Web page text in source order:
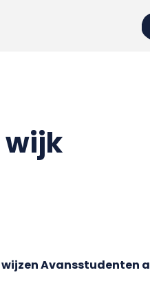
wijk
Avansstudenten